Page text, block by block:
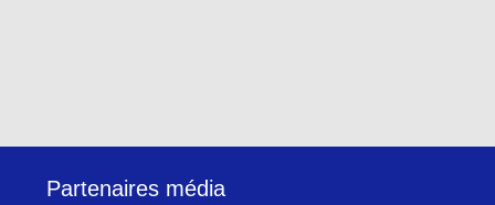
Partenaires média